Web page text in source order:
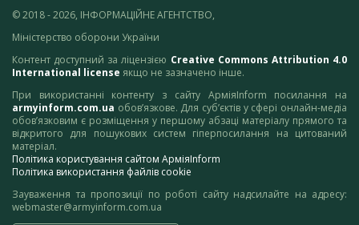
© 2018 - 2026, ІНФОРМАЦІЙНЕ АГЕНТСТВО,
Міністерство оборони України
Контент доступний за ліцензією Creative Commons Attribution 4.0
International license якщо не зазначено інше.
При використанні контенту з сайту АрміяInform посилання на
armyinform.com.ua обов’язкове. Для суб’єктів у сфері онлайн-медіа
обов’язковим є розміщення у першому абзаці матеріалу прямого та
відкритого для пошукових систем гіперпосилання на цитований
матеріал.
Політика користування сайтом АрміяInform
Політика використання файлів cookie
Зауваження та пропозиції по роботі сайту надсилайте на адресу:
webmaster@armyinform.com.ua